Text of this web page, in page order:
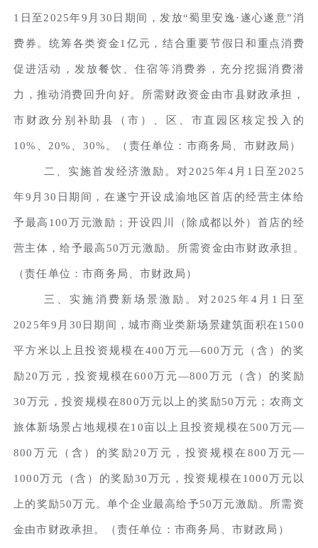
1日至2025年9月30日期间，发放“蜀里安逸·遂心遂意”消
费券。统筹各类资金1亿元，结合重要节假日和重点消费
促进活动，发放餐饮、住宿等消费券，充分挖掘消费潜
力，推动消费回升向好。所需财政资金由市县财政承担，
市财政分别补助县（市）、区、市直园区核定投入的
10%、20%、30%。（责任单位：市商务局、市财政局）
二、实施首发经济激励。对2025年4月1日至2025
年9月30日期间，在遂宁开设成渝地区首店的经营主体给
予最高100万元激励；开设四川（除成都以外）首店的经
营主体，给予最高50万元激励。所需资金由市财政承担。
（责任单位：市商务局、市财政局）
三、实施消费新场景激励。对2025年4月1日至
2025年9月30日期间，城市商业类新场景建筑面积在1500
平方米以上且投资规模在400万元—600万元（含）的奖
励20万元，投资规模在600万元—800万元（含）的奖励
30万元，投资规模在800万元以上的奖励50万元；农商文
旅体新场景占地规模在10亩以上且投资规模在500万元—
800万元（含）的奖励20万元，投资规模在800万元—
1000万元（含）的奖励30万元，投资规模在1000万元以
上的奖励50万元。单个企业最高给予50万元激励。所需资
金由市财政承担。（责任单位：市商务局、市财政局）